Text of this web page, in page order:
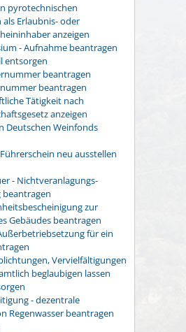
pyrotechnischen
Erlaubnis- oder
anzeigen
- Aufnahme beantragen
entsorgen
beantragen
beantragen
Tätigkeit nach
anzeigen
Deutschen Weinfonds
neu ausstellen
- Nichtveranlagungs-
beantragen
zur
Gebäudes beantragen
für ein
Vervielfältigungen
beglaubigen lassen
- dezentrale
Regenwasser beantragen